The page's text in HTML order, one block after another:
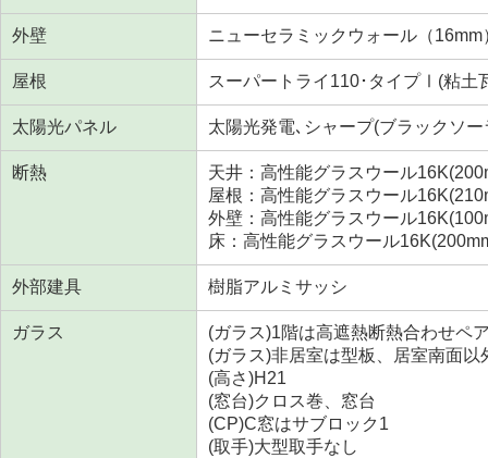
外壁 ニューセラミックウォール（16mm
屋根 スーパートライ110･タイプⅠ(粘土
太陽光パネル 太陽光発電､シャープ(ブラックソー
断熱
天井：高性能グラスウール
屋根：高性能グラスウール
外壁：高性能グラスウール
床：高性能グラスウール
外部建具 樹脂アルミサッシ
ガラス
(ガラス)1階は高遮熱断熱合わせペ
(ガラス)非居室は型板、居室南面以
(高さ)H21
(窓台)クロス巻、窓台
(CP)C窓はサブロック1
(取手)大型取手なし